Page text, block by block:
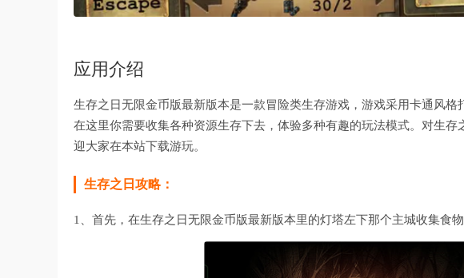
应用介绍
生存之日无限金币版最新版本是一款冒险类生存游戏，游戏采用卡通风格
在这里你需要收集各种资源生存下去，体验多种有趣的玩法模式。对生
迎大家在本站下载游玩。
生存之日攻略：
1、首先，在生存之日无限金币版最新版本里的灯塔左下那个主城收集食